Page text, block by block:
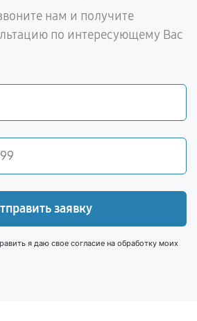
нам и получите
по интересующему Вас
заявку
я даю свое согласие на обработку моих